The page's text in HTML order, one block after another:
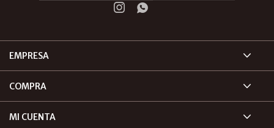
EMPRESA
COMPRA
MI CUENTA
 